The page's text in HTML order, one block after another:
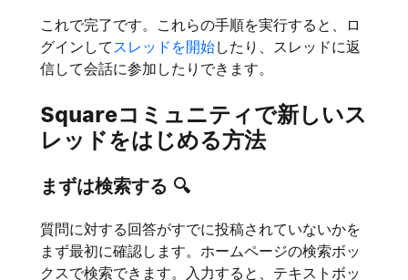
これで完了です。これらの手順を実行すると、ロ
グインしてスレッドを開始したり、スレッドに返
信して会話に参加したりできます。
Squareコミュニティで新しいス
レッドをはじめる方法
まずは検索する 🔍
質問に対する回答がすでに投稿されていないかを
まず最初に確認します。ホームページの検索ボッ
クスで検索できます。入力すると、テキストボッ